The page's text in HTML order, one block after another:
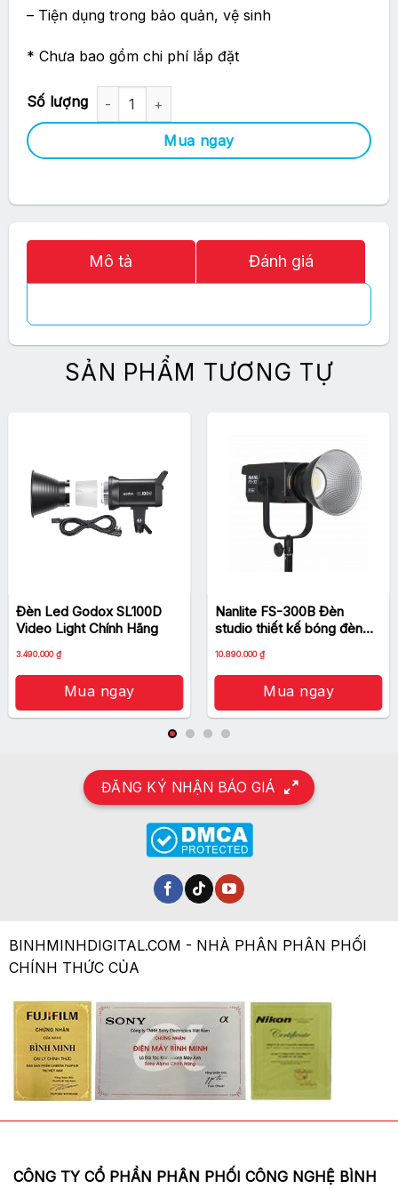
– Tiện dụng trong bảo quản, vệ sinh
* Chưa bao gồm chi phí lắp đặt
Bộ Giá Treo Motor Cuốn 3 Phông (Có Công Tắc) số lượng
Mua ngay
Mô tả Đánh giá
SẢN PHẨM TƯƠNG TỰ
Đèn Led Godox SL100D
Video Light Chính Hãng
Giá
là:
4.000.000 ₫.
3.490.000₫Giá
hiện
tại
là:
3.490.000 ₫.
Mua ngay
Nanlite FS-300B Đèn
studio thiết kế bóng đèn
10.890.000₫
Mua ngay
ĐĂNG KÝ NHẬN BÁO GIÁ
BINHMINHDIGITAL.COM - NHÀ PHÂN PHÂN PHỐI
CHÍNH THỨC CỦA
CÔNG TY CỔ PHẦN PHÂN PHỐI CÔNG NGHỆ BÌNH